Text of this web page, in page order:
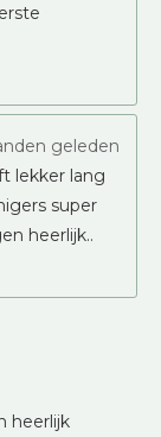
geleden
lekker lang
super
heerlijk..
heerlijk